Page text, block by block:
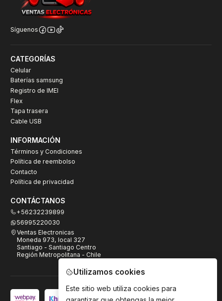
Síguenos
CATEGORÍAS
Celular
Baterías samsung
Registro de IMEI
Flex
Tapa trasera
Cable USB
INFORMACIÓN
Términos y Condiciones
Política de reembolso
Contacto
Política de privacidad
CONTÁCTANOS
+56232239899
56995220030
Ventas Electronicas
Moneda 973, local 327
Santiago - Santiago Centro
Región Metropolitana - Chile
Utilizamos cookies
Este sitio web utiliza cookies para